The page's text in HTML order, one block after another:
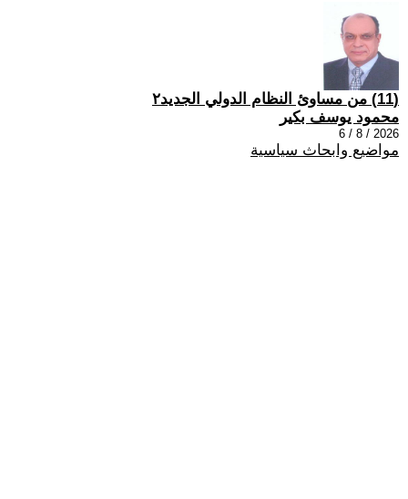
(11) من مساوئ النظام الدولي الجديد٢
محمود يوسف بكير
2026 / 8 / 6
مواضيع وابحاث سياسية